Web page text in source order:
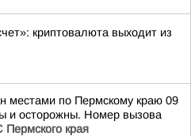
криптовалюта выходит из
местами по Пермскому краю 09
и осторожны. Номер вызова
края